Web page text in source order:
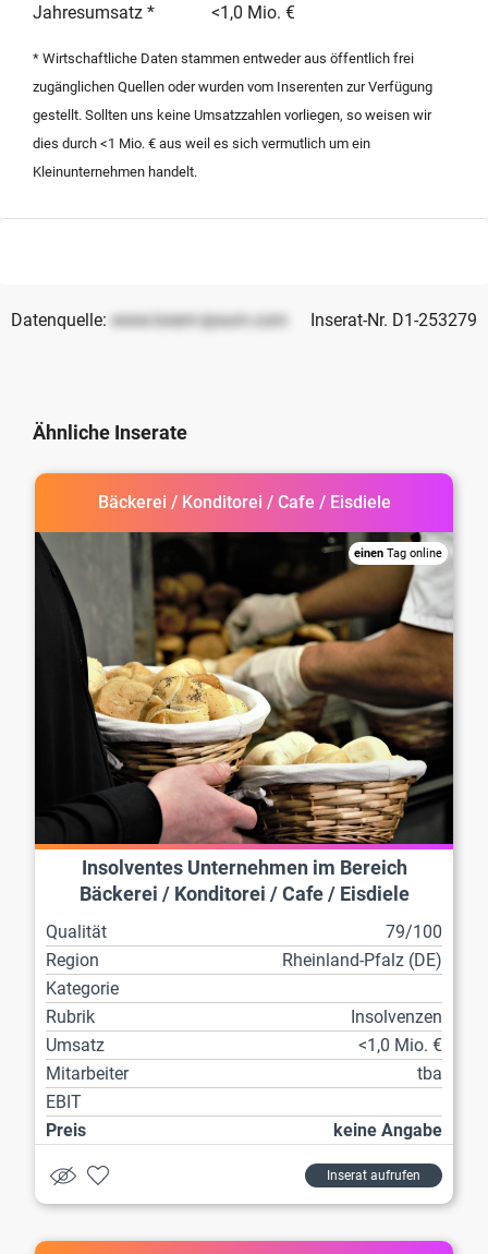
Jahresumsatz * <1,0 Mio. €
* Wirtschaftliche Daten stammen entweder aus öffentlich frei
zugänglichen Quellen oder wurden vom Inserenten zur Verfügung
gestellt. Sollten uns keine Umsatzzahlen vorliegen, so weisen wir
dies durch <1 Mio. € aus weil es sich vermutlich um ein
Kleinunternehmen handelt.
Datenquelle: www.lorem-ipsum.com Inserat-Nr. D1-253279
Ähnliche Inserate
Bäckerei / Konditorei / Cafe / Eisdiele
einen Tag online
Insolventes Unternehmen im Bereich
Bäckerei / Konditorei / Cafe / Eisdiele
Qualität
79/100
Region
Rheinland-Pfalz (DE)
Kategorie
Rubrik
Insolvenzen
Umsatz
<1,0 Mio. €
Mitarbeiter
tba
EBIT
Preis
keine Angabe
Inserat aufrufen